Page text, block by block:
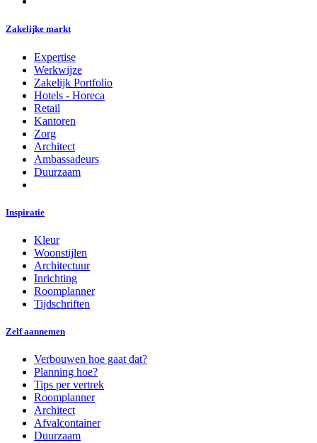
Zakelijke markt
Expertise
Werkwijze
Zakelijk Portfolio
Hotels - Horeca
Retail
Kantoren
Zorg
Architect
Ambassadeurs
Duurzaam
Inspiratie
Kleur
Woonstijlen
Architectuur
Inrichting
Roomplanner
Tijdschriften
Zelf aannemen
Verbouwen hoe gaat dat?
Planning hoe?
Tips per vertrek
Roomplanner
Architect
Afvalcontainer
Duurzaam